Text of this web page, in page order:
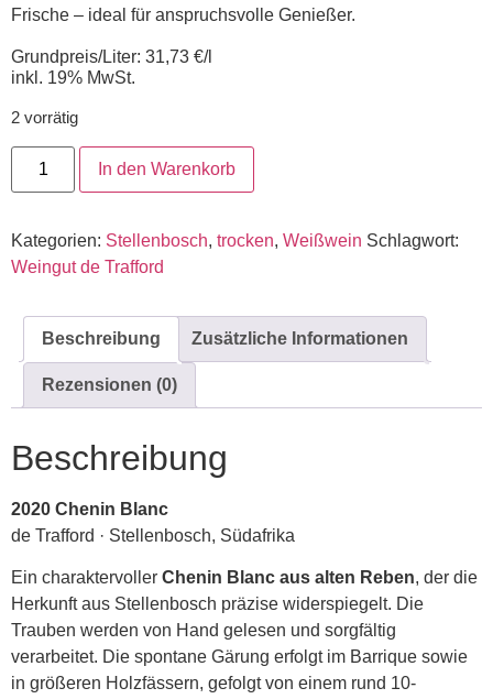
Frische – ideal für anspruchsvolle Genießer.
Grundpreis/Liter: 31,73 €/l
inkl. 19% MwSt.
2 vorrätig
In den Warenkorb
Kategorien: Stellenbosch, trocken, Weißwein Schlagwort:
Weingut de Trafford
Beschreibung Zusätzliche Informationen
Rezensionen (0)
Beschreibung
2020 Chenin Blanc
de Trafford · Stellenbosch, Südafrika
Ein charaktervoller Chenin Blanc aus alten Reben, der die
Herkunft aus Stellenbosch präzise widerspiegelt. Die
Trauben werden von Hand gelesen und sorgfältig
verarbeitet. Die spontane Gärung erfolgt im Barrique sowie
in größeren Holzfässern, gefolgt von einem rund 10-